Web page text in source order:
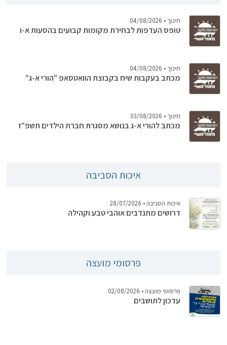
חינוך • 04/08/2026
טופס העדפות לבחירת מקומות קבועים בהסעות א-ו
חינוך • 04/08/2026
מכתב בעקבות שיח בקבוצת הוואטסאפ "הורי א-ג"
חינוך • 03/08/2026
מכתב להורי א-ג בנושא מסגרת חברת הילדים תשפ"ז
איכות הסביבה
איכות הסביבה • 28/07/2026
דרושים מתנדבים אוהבי טבע וקהילה
פרסומי מועצה
פרסומי מועצה • 02/08/2026
עדכון לתושבים